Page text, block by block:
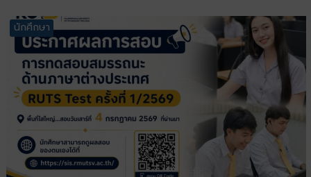
นักศึกษา